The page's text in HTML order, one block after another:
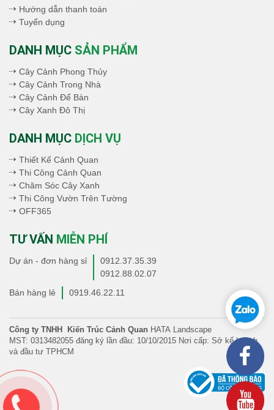
Hướng dẫn thanh toán
Tuyển dụng
DANH MỤC SẢN PHẨM
Cây Cảnh Phong Thủy
Cây Cảnh Trong Nhà
Cây Cảnh Để Bàn
Cây Xanh Đô Thị
DANH MỤC DỊCH VỤ
Thiết Kế Cảnh Quan
Thi Công Cảnh Quan
Chăm Sóc Cây Xanh
Thi Công Vườn Trên Tường
OFF365
TƯ VẤN MIỄN PHÍ
Dự án - đơn hàng sỉ
0912.37.35.39
0912.88.02.07
Bán hàng lẻ
0919.46.22.11
Công ty TNHH Kiến Trúc Cảnh Quan HATA Landscape
MST: 0313482055 đăng ký lần đầu: 10/10/2015 Nơi cấp: Sở kế hoạch
và đầu tư TPHCM